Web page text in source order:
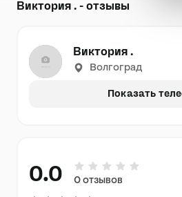
Виктория . - отзывы
Виктория .
Волгоград
Показать
0.0 0 отзывов